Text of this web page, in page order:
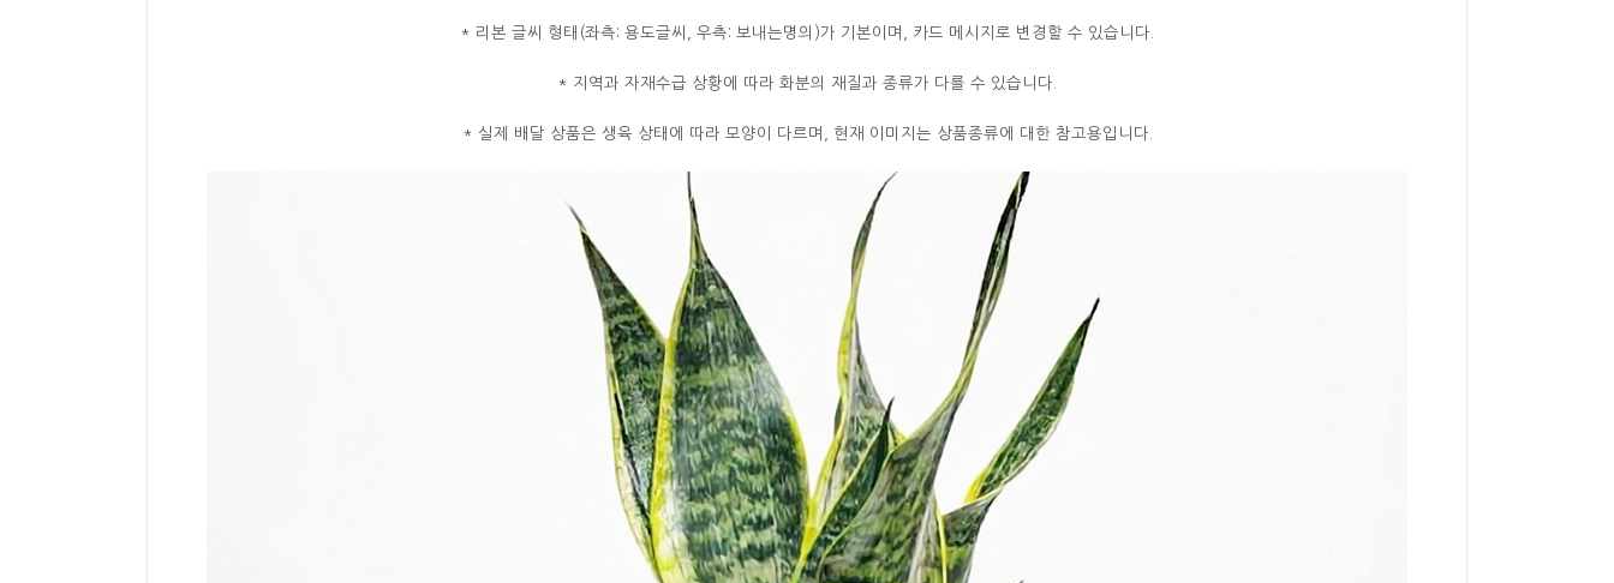
* 리본 글씨 형태(좌측: 용도글씨, 우측: 보내는명의)가 기본이며, 카드 메시지로 변경할 수 있습니다.
* 지역과 자재수급 상황에 따라 화분의 재질과 종류가 다를 수 있습니다.
* 실제 배달 상품은 생육 상태에 따라 모양이 다르며, 현재 이미지는 상품종류에 대한 참고용입니다.